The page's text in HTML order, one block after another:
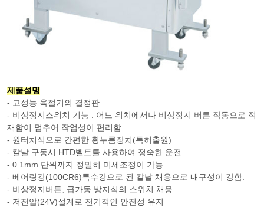
제품설명
- 고성능 육절기의 결정판
- 비상정지스위치 기능 : 어느 위치에서나 비상정지 버튼 작동으로 적
재함이 멈추어 작업성이 편리함
- 원터치식으로 간편한 횡누름장치(특허출원)
- 칼날 구동시 HTD벨트를 사용하여 정숙한 운전
- 0.1mm 단위까지 정밀히 미세조정이 가능
- 베어링강(100CR6)특수강으로 된 칼날 채용으로 내구성이 강함.
- 비상정지버튼, 급가동 방지식의 스위치 채용
- 저전압(24V)설계로 전기적인 안전성 유지